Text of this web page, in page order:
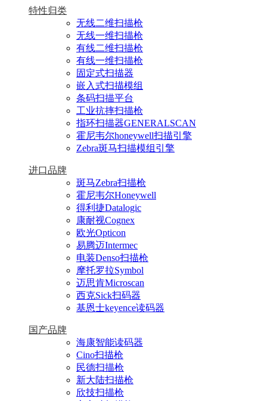
特性归类
无线二维扫描枪
无线一维扫描枪
有线二维扫描枪
有线一维扫描枪
固定式扫描器
嵌入式扫描模组
条码扫描平台
工业抗摔扫描枪
指环扫描器GENERALSCAN
霍尼韦尔honeywell扫描引擎
Zebra斑马扫描模组引擎
进口品牌
斑马Zebra扫描枪
霍尼韦尔Honeywell
得利捷Datalogic
康耐视Cognex
欧光Opticon
易腾迈Intermec
电装Denso扫描枪
摩托罗拉Symbol
迈思肯Microscan
西克Sick扫码器
基恩士keyence读码器
国产品牌
海康智能读码器
Cino扫描枪
民德扫描枪
新大陆扫描枪
欣技扫描枪